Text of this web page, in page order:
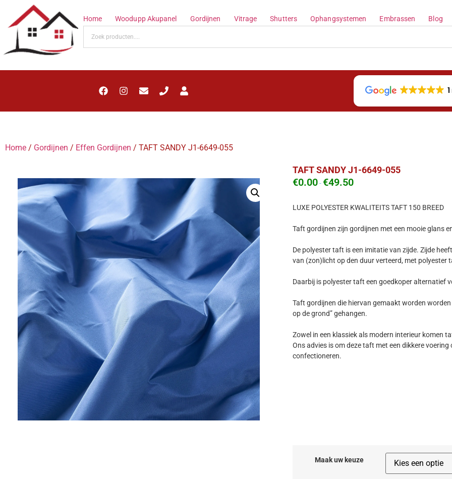
Home Woodupp Akupanel Gordijnen Vitrage Shutters Ophangsystemen Embrassen Blog
Home / Gordijnen / Effen Gordijnen / TAFT SANDY J1-6649-055
TAFT SANDY J1-6649-055
€0.00-€49.50
LUXE POLYESTER KWALITEITS TAFT 150 BREED
Taft gordijnen zijn gordijnen met een mooie glans
De polyester taft is een imitatie van zijde. Zijde
van (zon)licht op den duur verteerd, met polyester
Daarbij is polyester taft een goedkoper alternatief
Taft gordijnen die hiervan gemaakt worden
op de grond” gehangen.
Zowel in een klassiek als modern interieur komen
Ons advies is om deze taft met een dikkere
confectioneren.
Maak uw keuze